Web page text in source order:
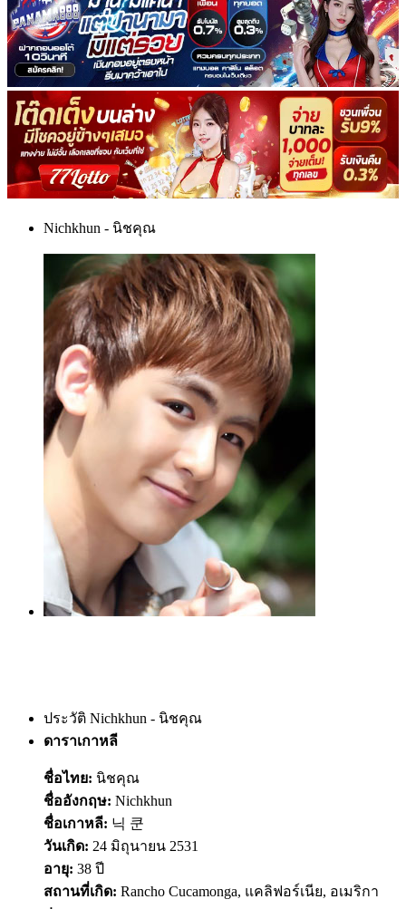
Nichkhun - นิชคุณ
ประวัติ Nichkhun - นิชคุณ
ดาราเกาหลี
ชื่อไทย: นิชคุณ
ชื่ออังกฤษ: Nichkhun
ชื่อเกาหลี: 닉 쿤
วันเกิด: 24 มิถุนายน 2531
อายุ: 38 ปี
สถานที่เกิด: Rancho Cucamonga, แคลิฟอร์เนีย, อเมริกา